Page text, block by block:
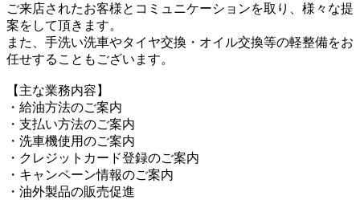
ご来店されたお客様とコミュニケーションを取り、様々な提
案をして頂きます。
また、手洗い洗車やタイヤ交換・オイル交換等の軽整備をお
任せすることもございます。
【主な業務内容】
・給油方法のご案内
・支払い方法のご案内
・洗車機使用のご案内
・クレジットカード登録のご案内
・キャンペーン情報のご案内
・油外製品の販売促進